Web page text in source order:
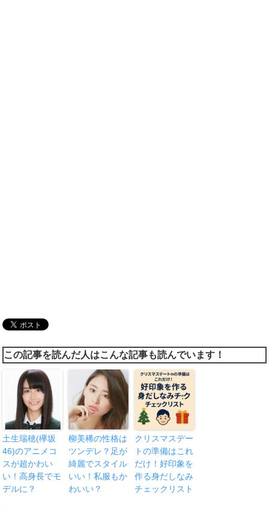
この記事を読んだ人はこんな記事も読んでいます！
土生瑞穂(欅坂
46)のアニメコ
スが超かわい
い！高身長でモ
デルに？
柳美稀の性格は
ツンデレ？足が
綺麗でスタイル
いい！私服もか
わいい？
クリスマスデー
トの準備はこれ
だけ！好印象を
作る身だしなみ
チェックリスト